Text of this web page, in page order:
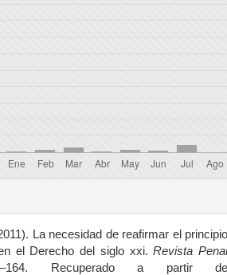
La necesidad de reafirmar el principio
el Derecho del siglo xxi.Revista
Recuperado a partir de